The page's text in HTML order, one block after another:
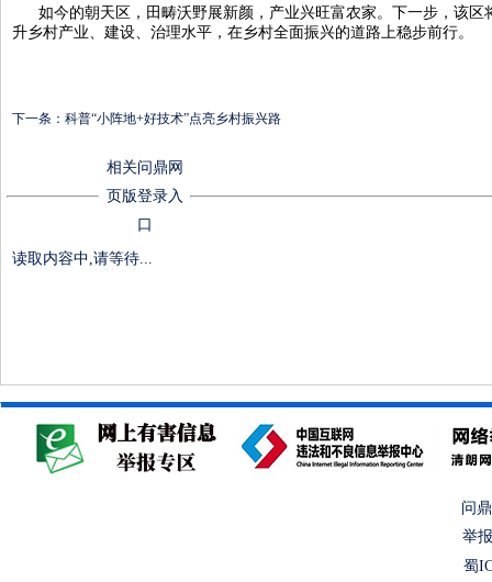
如今的朝天区，田畴沃野展新颜，产业兴旺富农家。下一步，该
升乡村产业、建设、治理水平，在乡村全面振兴的道路上稳步前行。
下一条： 科普“小阵地+好技术”点亮乡村振兴路
相关问鼎网
页版登录入
口
读取内容中,请等待...
问
举
蜀